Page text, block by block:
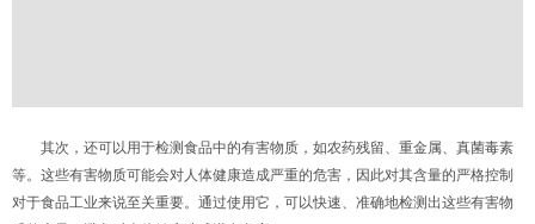
其次，还可以用于检测食品中的有害物质，如农药残留、重金属、真菌毒素
等。这些有害物质可能会对人体健康造成严重的危害，因此对其含量的严格控制
对于食品工业来说至关重要。通过使用它，可以快速、准确地检测出这些有害物